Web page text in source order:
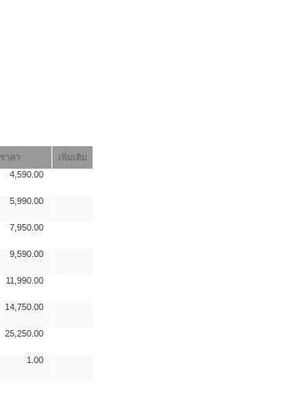
ราคา
เพิ่มเติม
4,590.00
5,990.00
7,950.00
9,590.00
11,990.00
14,750.00
25,250.00
1.00